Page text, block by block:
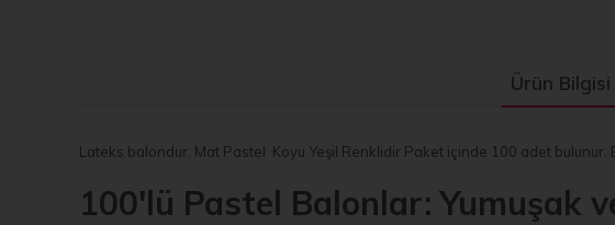
Ürün Bilgisi
Lateks balondur. Mat Pastel Koyu Yeşil Renklidir Paket içinde 100 adet bulunur.
100'lü Pastel Balonlar: Yumuşak